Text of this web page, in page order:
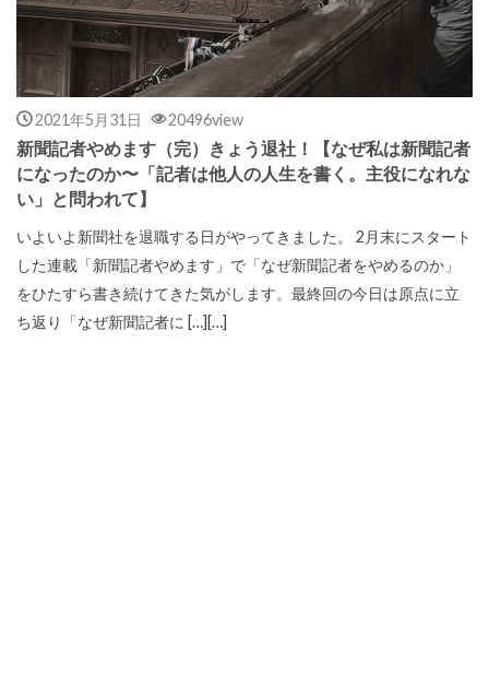
2021年5月31日 20496view
新聞記者やめます（完）きょう退社！【なぜ私は新聞記者
になったのか〜「記者は他人の人生を書く。主役になれな
い」と問われて】
いよいよ新聞社を退職する日がやってきました。 2月末にスタート
した連載「新聞記者やめます」で「なぜ新聞記者をやめるのか」
をひたすら書き続けてきた気がします。最終回の今日は原点に立
ち返り「なぜ新聞記者に […][…]